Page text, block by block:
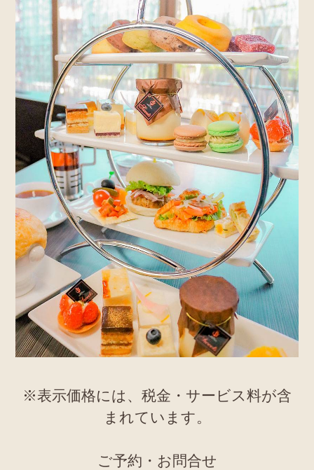
※表示価格には、税金・サービス料が含
まれています。
ご予約・お問合せ